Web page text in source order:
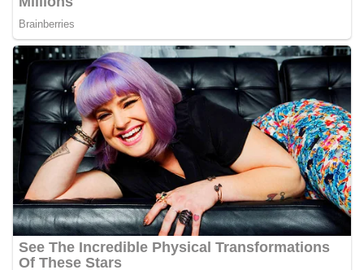
kelurahan tersebut.‎Sambang Langsung ke Rumah
Warga‎Dalam kegiatan ini, Aiptu Muliyadi
Suraukur mendatangi warga secara langsung dari
rumah ke rumah untuk menjalin silaturahmi
sekaligus menyampaikan pesan-pesan
kamtibmas. Kehadiran petugas disambut baik
oleh warga, yang sebagian besar tengah bersiap
menyambut momentum HUT Kemerdekaan RI
dengan berbagai persiapan di lingkungan
masing-masing.‎Dalam dialog yang berlangsung
akrab, Bhabinkamtibmas menyapa warga,
menanyakan kondisi keamanan dan kenyamanan
lingkungan tempat tinggal, serta membuka ruang
komunikasi dua arah agar warga dapat